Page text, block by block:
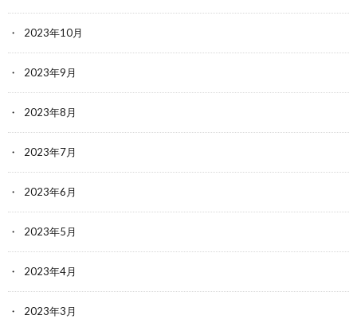
2023年10月
2023年9月
2023年8月
2023年7月
2023年6月
2023年5月
2023年4月
2023年3月